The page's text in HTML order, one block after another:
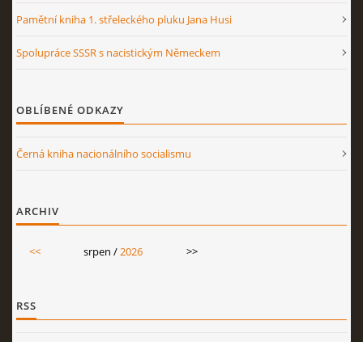
Pamětní kniha 1. střeleckého pluku Jana Husi
Spolupráce SSSR s nacistickým Německem
OBLÍBENÉ ODKAZY
Černá kniha nacionálního socialismu
ARCHIV
<< srpen /2026 >>
RSS